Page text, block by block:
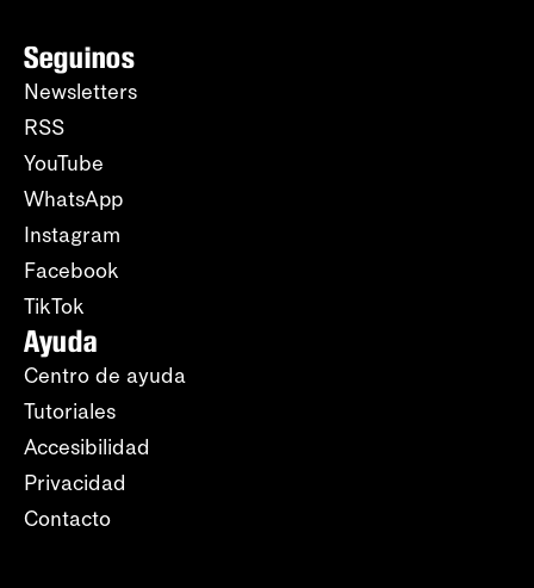
Seguinos
Newsletters
RSS
YouTube
WhatsApp
Instagram
Facebook
TikTok
Ayuda
Centro de ayuda
Tutoriales
Accesibilidad
Privacidad
Contacto